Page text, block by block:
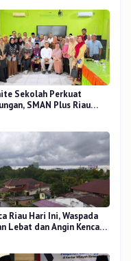
Sekolah Perkuat
SMAN Plus Riau
Riau Hari Ini, Waspada
Lebat dan Angin Kencang